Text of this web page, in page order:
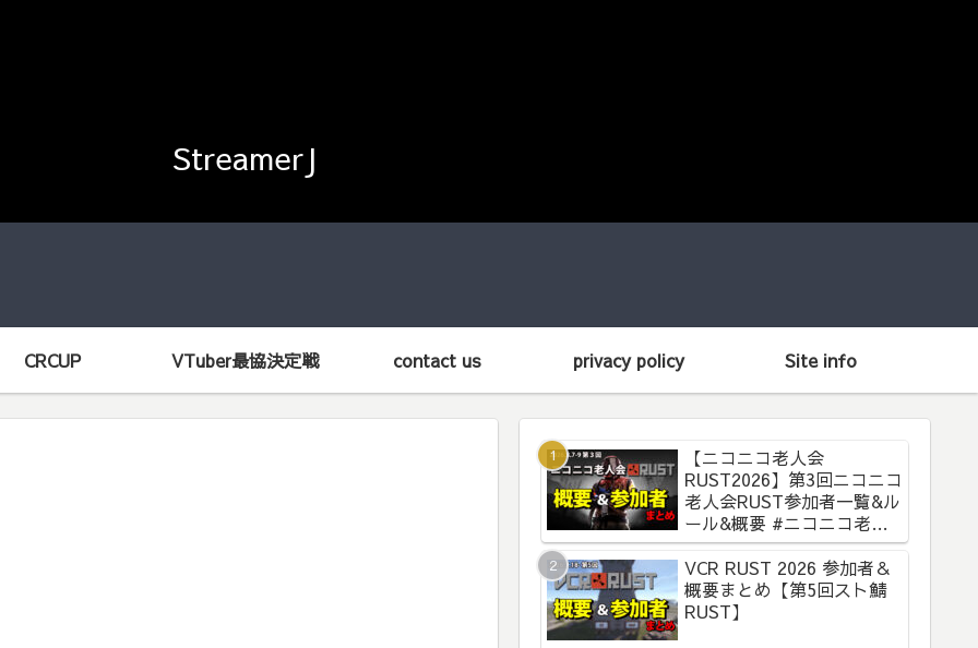
StreamerJ
CRCUP VTuber最協決定戦 contact us privacy policy Site info
【ニコニコ老人会
RUST2026】第3回ニコニコ
老人会RUST参加者一覧&ル
ール&概要 #ニコニコ老人
会RUST
VCR RUST 2026 参加者＆
概要まとめ【第5回スト鯖
RUST】